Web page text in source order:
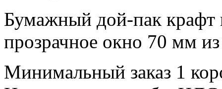
Бумажный дой-пак крафт
прозрачное окно 70 мм
Минимальный заказ 1